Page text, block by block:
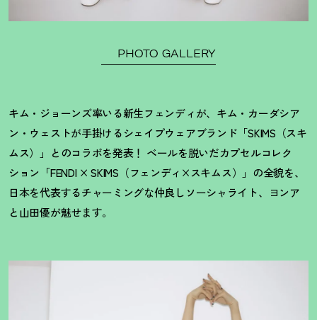
PHOTO GALLERY
キム・ジョーンズ率いる新生フェンディが、キム・カーダシア
ン・ウェストが手掛けるシェイプウェアブランド「SKIMS（スキ
ムス）」とのコラボを発表！ ベールを脱いだカプセルコレク
ション「FENDI × SKIMS（フェンディ×スキムス）」の全貌を、
日本を代表するチャーミングな仲良しソーシャライト、ヨンア
と山田優が魅せます。